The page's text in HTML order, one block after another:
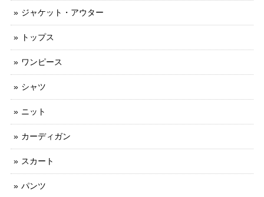
ジャケット・アウター
トップス
ワンピース
シャツ
ニット
カーディガン
スカート
パンツ